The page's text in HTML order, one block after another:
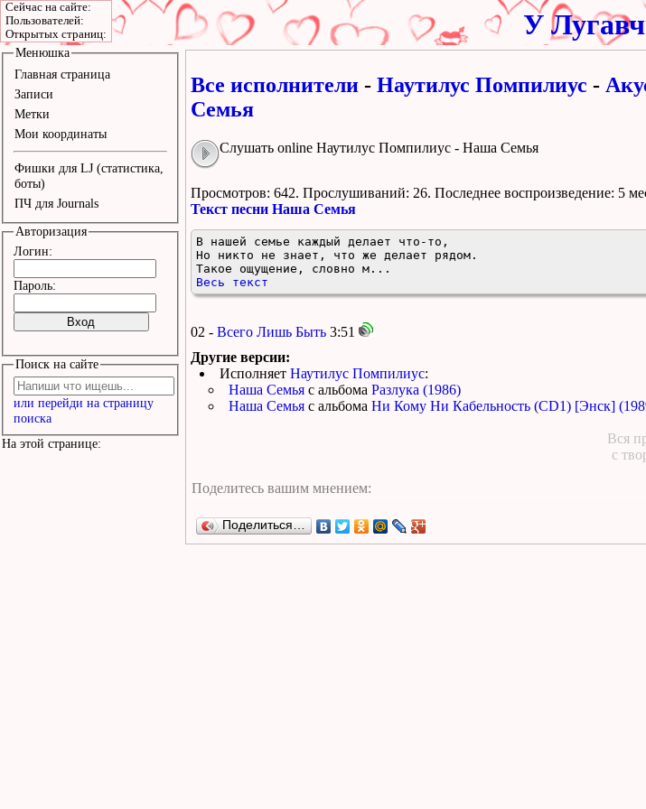
У
Все исполнители - Наутилус Помпилиус -
Семья
Слушать online Наутилус Помпилиус - Наша Семья
Просмотров: 642. Прослушиваний: 26. Поcледнее воспроизведение: 5
Текст песни Наша Семья
В нашей семье каждый делает что-то,
Но никто не знает, что же делает рядом.
Такое ощущение, словно м...
Весь текст
02 - Всего Лишь Быть 3:51
Другие версии:
Исполняет Наутилус Помпилиус:
Наша Семья с альбома Разлука (1986)
Наша Семья с альбома Ни Кому Ни Кабельность (CD1) [Энск]
Вся
с
Поделиться…
Менюшка
Главная страница
Записи
Метки
Мои координаты
Фишки для LJ (статистика,
боты)
ПЧ для Journals
Авторизация
Логин:
Пароль:
Поиск на сайте
или перейди на страницу
поиска
На этой странице:
Сейчас на сайте:
Пользователей:
Открытых страниц: